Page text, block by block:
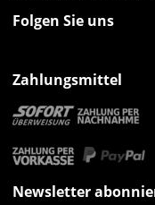
Folgen Sie uns
Zahlungsmittel
Newsletter